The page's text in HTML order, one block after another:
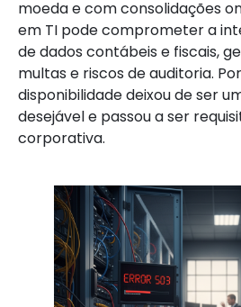
moeda e com consolidações
em TI pode comprometer a
de dados contábeis e fiscais,
multas e riscos de auditoria.
disponibilidade deixou de ser
desejável e passou a ser
corporativa.